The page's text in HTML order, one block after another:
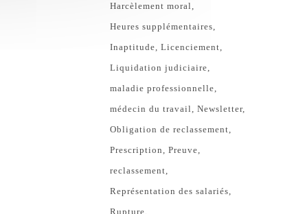
Harcèlement moral
Heures supplémentaires
Inaptitude Licenciement
Liquidation judiciaire
maladie professionnelle
médecin du travail
Newsletter
Obligation de reclassement
Prescription
Preuve
reclassement
Représentation des salariés
Rupture